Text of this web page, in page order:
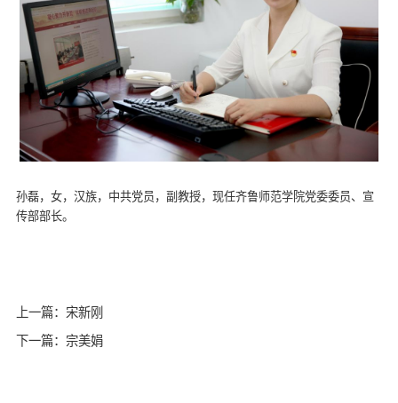
孙磊，女，汉族，中共党员，副教授，现任齐鲁师范学院党委委员、宣
传部部长。
上一篇：宋新刚
下一篇：宗美娟